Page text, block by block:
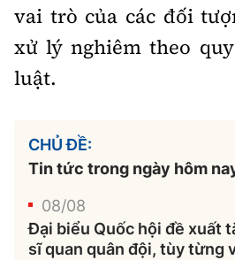
vai trò của các đối
xử lý nghiêm theo
luật.
CHỦ ĐỀ:
Tin tức trong ngày hôm
08/08
Đại biểu Quốc hội đề xuất
sĩ quan quân đội, tùy từng